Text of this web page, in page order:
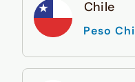
Chile
Peso